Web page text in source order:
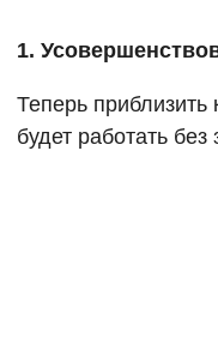
1.
Теперь
будет работать